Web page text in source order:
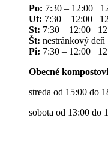
Po: 7:30 – 12:00
Ut: 7:30 – 12:00
St: 7:30 – 12:00
Št: nestránkový deň
Pi: 7:30 – 12:00
Obecné
streda od 15:00 do
sobota od 13:00 do